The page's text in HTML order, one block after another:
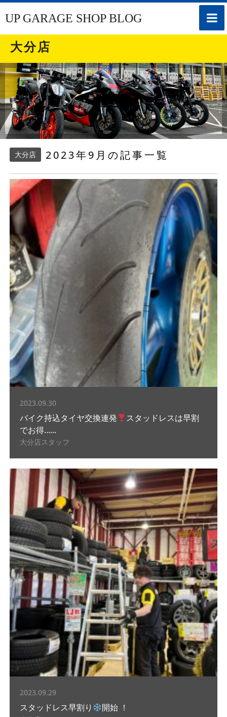
toggle
UP GARAGE SHOP BLOG
大分店
大分店 2023年9月の記事一覧
2023.09.30
バイク持込タイヤ交換連発
スタッドレスは早割
でお得......
大分店スタッフ
2023.09.29
スタッドレス早割り 開始 ！